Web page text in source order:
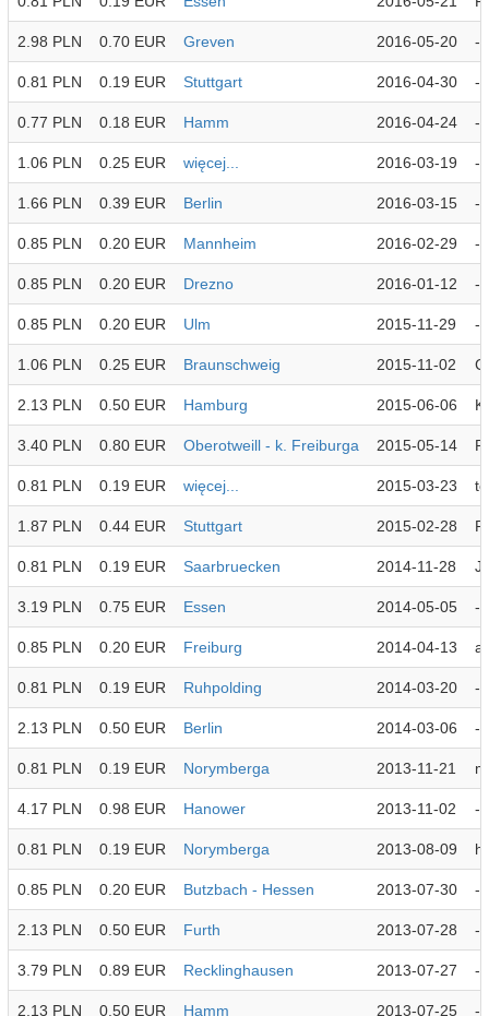
2.98 PLN 0.70 EUR Greven 2016-05-20 -
0.81 PLN 0.19 EUR Stuttgart 2016-04-30 -
0.77 PLN 0.18 EUR Hamm 2016-04-24 -
1.06 PLN 0.25 EUR więcej... 2016-03-19 -
1.66 PLN 0.39 EUR Berlin 2016-03-15 -
0.85 PLN 0.20 EUR Mannheim 2016-02-29 -
0.85 PLN 0.20 EUR Drezno 2016-01-12 -
0.85 PLN 0.20 EUR Ulm 2015-11-29 -
1.06 PLN 0.25 EUR Braunschweig 2015-11-02
2.13 PLN 0.50 EUR Hamburg 2015-06-06
3.40 PLN 0.80 EUR Oberotweill - k. Freiburga 2015-05-14
0.81 PLN 0.19 EUR więcej... 2015-03-23
1.87 PLN 0.44 EUR Stuttgart 2015-02-28
0.81 PLN 0.19 EUR Saarbruecken 2014-11-28
3.19 PLN 0.75 EUR Essen 2014-05-05 -
0.85 PLN 0.20 EUR Freiburg 2014-04-13
0.81 PLN 0.19 EUR Ruhpolding 2014-03-20 -
2.13 PLN 0.50 EUR Berlin 2014-03-06 -
0.81 PLN 0.19 EUR Norymberga 2013-11-21
4.17 PLN 0.98 EUR Hanower 2013-11-02 -
0.81 PLN 0.19 EUR Norymberga 2013-08-09
0.85 PLN 0.20 EUR Butzbach - Hessen 2013-07-30 -
2.13 PLN 0.50 EUR Furth 2013-07-28 -
3.79 PLN 0.89 EUR Recklinghausen 2013-07-27 -
2.13 PLN 0.50 EUR Hamm 2013-07-25 -